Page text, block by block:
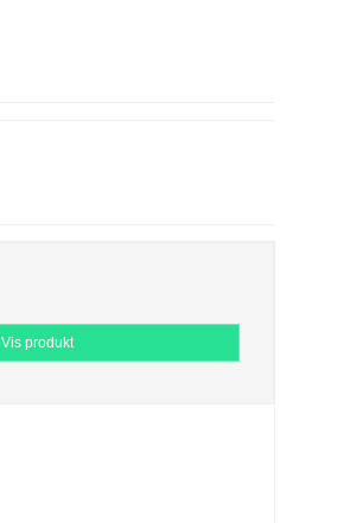
Vis produkt